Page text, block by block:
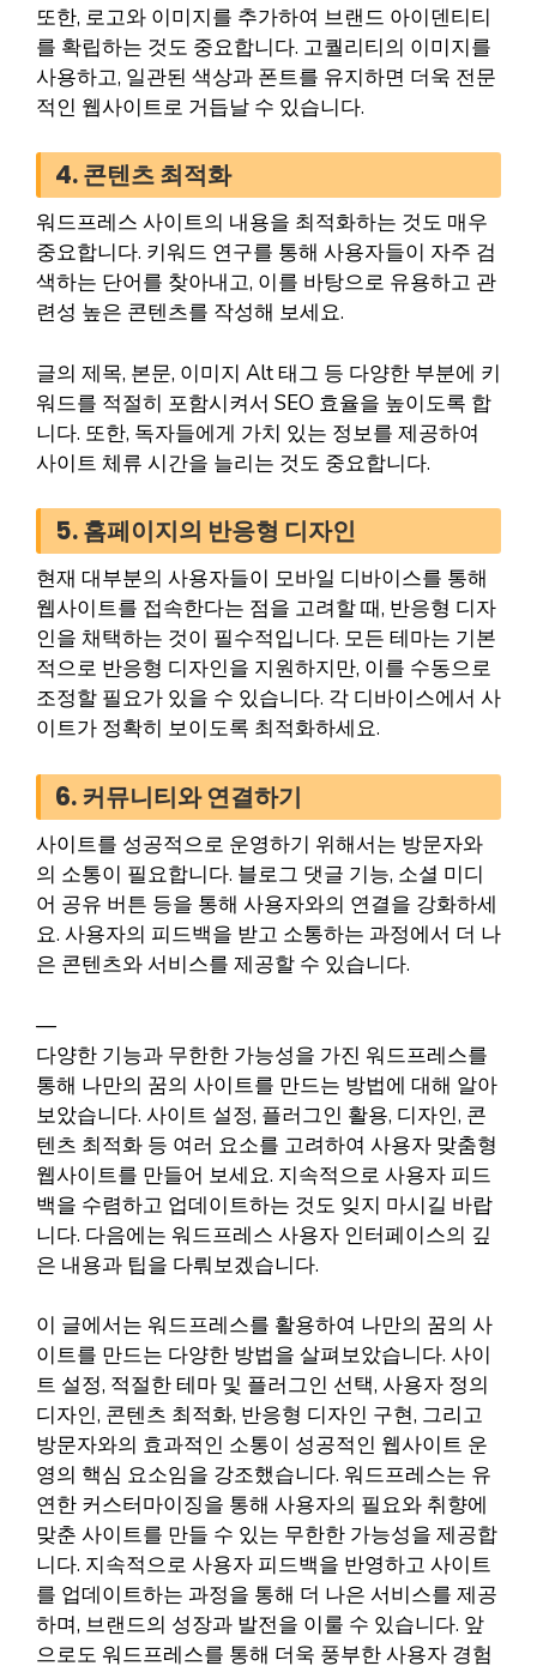
또한, 로고와 이미지를 추가하여 브랜드 아이덴티티
를 확립하는 것도 중요합니다. 고퀄리티의 이미지를
사용하고, 일관된 색상과 폰트를 유지하면 더욱 전문
적인 웹사이트로 거듭날 수 있습니다.
4. 콘텐츠 최적화
워드프레스 사이트의 내용을 최적화하는 것도 매우
중요합니다. 키워드 연구를 통해 사용자들이 자주 검
색하는 단어를 찾아내고, 이를 바탕으로 유용하고 관
련성 높은 콘텐츠를 작성해 보세요.
글의 제목, 본문, 이미지 Alt 태그 등 다양한 부분에 키
워드를 적절히 포함시켜서 SEO 효율을 높이도록 합
니다. 또한, 독자들에게 가치 있는 정보를 제공하여
사이트 체류 시간을 늘리는 것도 중요합니다.
5. 홈페이지의 반응형 디자인
현재 대부분의 사용자들이 모바일 디바이스를 통해
웹사이트를 접속한다는 점을 고려할 때, 반응형 디자
인을 채택하는 것이 필수적입니다. 모든 테마는 기본
적으로 반응형 디자인을 지원하지만, 이를 수동으로
조정할 필요가 있을 수 있습니다. 각 디바이스에서 사
이트가 정확히 보이도록 최적화하세요.
6. 커뮤니티와 연결하기
사이트를 성공적으로 운영하기 위해서는 방문자와
의 소통이 필요합니다. 블로그 댓글 기능, 소셜 미디
어 공유 버튼 등을 통해 사용자와의 연결을 강화하세
요. 사용자의 피드백을 받고 소통하는 과정에서 더 나
은 콘텐츠와 서비스를 제공할 수 있습니다.
—
다양한 기능과 무한한 가능성을 가진 워드프레스를
통해 나만의 꿈의 사이트를 만드는 방법에 대해 알아
보았습니다. 사이트 설정, 플러그인 활용, 디자인, 콘
텐츠 최적화 등 여러 요소를 고려하여 사용자 맞춤형
웹사이트를 만들어 보세요. 지속적으로 사용자 피드
백을 수렴하고 업데이트하는 것도 잊지 마시길 바랍
니다. 다음에는 워드프레스 사용자 인터페이스의 깊
은 내용과 팁을 다뤄보겠습니다.
이 글에서는 워드프레스를 활용하여 나만의 꿈의 사
이트를 만드는 다양한 방법을 살펴보았습니다. 사이
트 설정, 적절한 테마 및 플러그인 선택, 사용자 정의
디자인, 콘텐츠 최적화, 반응형 디자인 구현, 그리고
방문자와의 효과적인 소통이 성공적인 웹사이트 운
영의 핵심 요소임을 강조했습니다. 워드프레스는 유
연한 커스터마이징을 통해 사용자의 필요와 취향에
맞춘 사이트를 만들 수 있는 무한한 가능성을 제공합
니다. 지속적으로 사용자 피드백을 반영하고 사이트
를 업데이트하는 과정을 통해 더 나은 서비스를 제공
하며, 브랜드의 성장과 발전을 이룰 수 있습니다. 앞
으로도 워드프레스를 통해 더욱 풍부한 사용자 경험